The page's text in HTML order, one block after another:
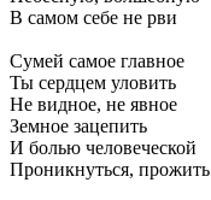
В самом себе не рви
Сумей самое главное
Ты сердцем уловить
Не видное, не явное
Земное зацепить
И болью человеческой
Проникнуться, прожить